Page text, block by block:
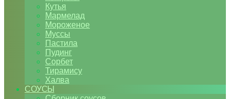
Кутья
Мармелад
Мороженое
Муссы
Пастила
Пудинг
Сорбет
Тирамису
Халва
СОУСЫ